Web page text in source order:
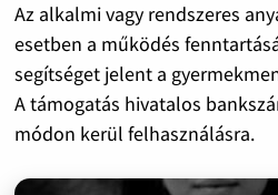
Az alkalmi vagy rendszeres
esetben a működés
segítséget jelent a
A támogatás hivatalos
módon kerül felhasználásra.